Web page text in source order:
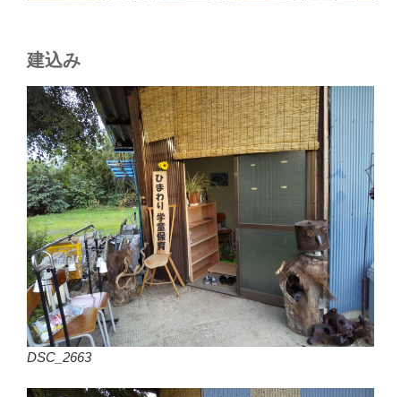
建込み
DSC_2663